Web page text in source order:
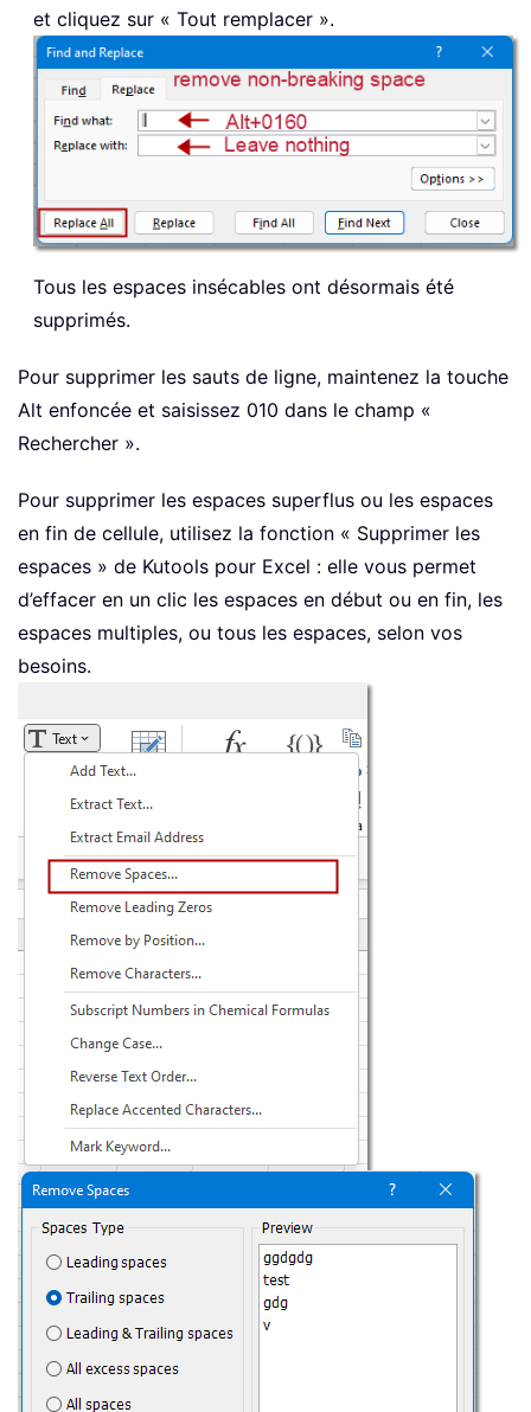
et cliquez sur « Tout remplacer ».
Tous les espaces insécables ont désormais été
supprimés.
Pour supprimer les sauts de ligne, maintenez la touche
Alt enfoncée et saisissez 010 dans le champ «
Rechercher ».
Pour supprimer les espaces superflus ou les espaces
en fin de cellule, utilisez la fonction « Supprimer les
espaces » de Kutools pour Excel : elle vous permet
d’effacer en un clic les espaces en début ou en fin, les
espaces multiples, ou tous les espaces, selon vos
besoins.